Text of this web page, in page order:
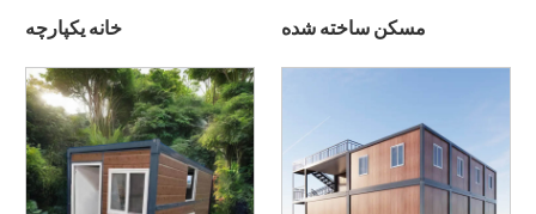
خانه یکپارچه مسکن ساخته شده